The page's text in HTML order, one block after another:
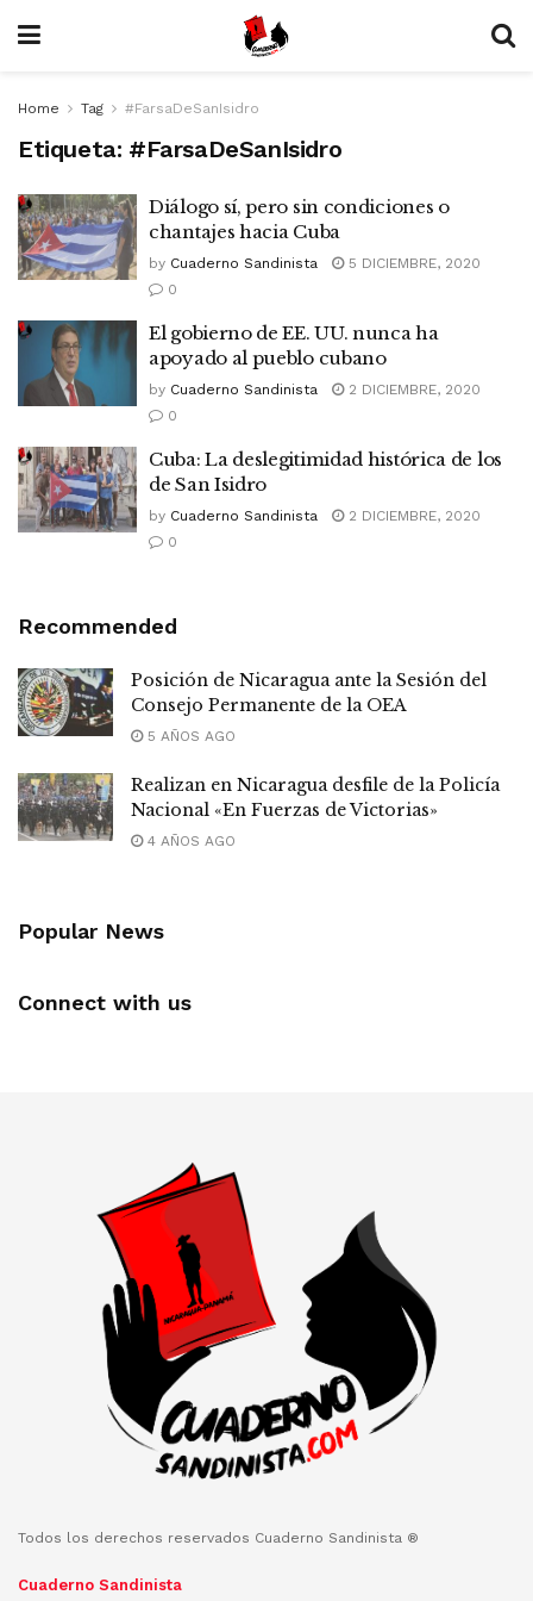
Home Tag #FarsaDeSanIsidro
Etiqueta: #FarsaDeSanIsidro
Diálogo sí, pero sin condiciones o
chantajes hacia Cuba
by Cuaderno Sandinista
5 DICIEMBRE, 2020
0
El gobierno de EE. UU. nunca ha
apoyado al pueblo cubano
by Cuaderno Sandinista
2 DICIEMBRE, 2020
0
Cuba: La deslegitimidad histórica de los
de San Isidro
by Cuaderno Sandinista
2 DICIEMBRE, 2020
0
Recommended
Posición de Nicaragua ante la Sesión del
Consejo Permanente de la OEA
5 AÑOS AGO
Realizan en Nicaragua desfile de la Policía
Nacional «En Fuerzas de Victorias»
4 AÑOS AGO
Popular News
Connect with us
Todos los derechos reservados Cuaderno Sandinista ®
Cuaderno Sandinista